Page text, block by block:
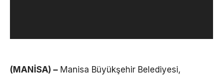
(MANİSA) – Manisa Büyükşehir Belediyesi,